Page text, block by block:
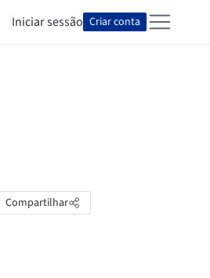
Iniciar sessão Criar conta
Compartilhar